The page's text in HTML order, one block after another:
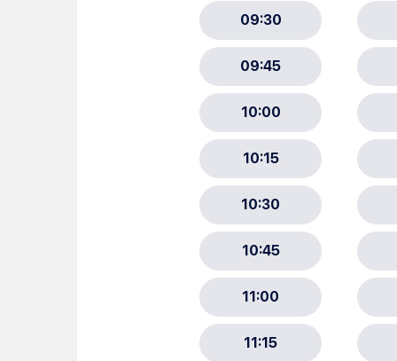
Choisissez votre
Alertes Mail
Newsletter Culture